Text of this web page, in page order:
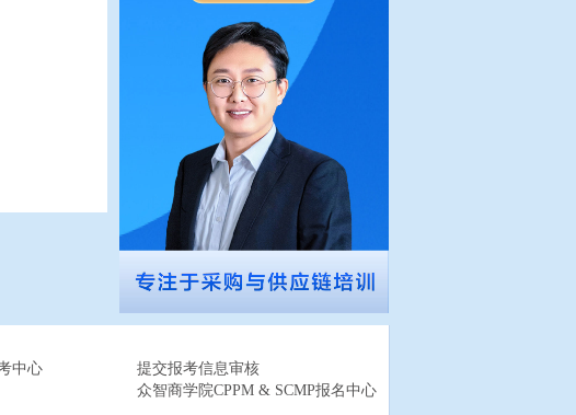
中心
提交报考信息审核
众智商学院CPPM & SCMP报名中心